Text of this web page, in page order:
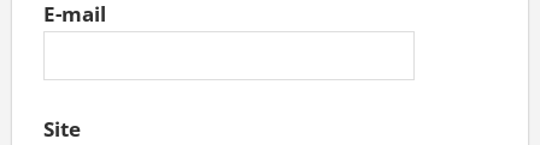
E-mail
Site